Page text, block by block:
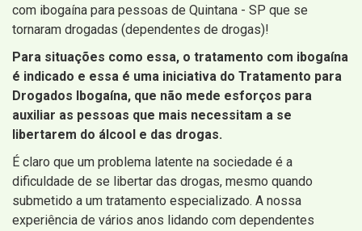
com ibogaína para pessoas de Quintana - SP que se
tornaram drogadas (dependentes de drogas)!
Para situações como essa, o tratamento com ibogaína
é indicado e essa é uma iniciativa do Tratamento para
Drogados Ibogaína, que não mede esforços para
auxiliar as pessoas que mais necessitam a se
libertarem do álcool e das drogas.
É claro que um problema latente na sociedade é a
dificuldade de se libertar das drogas, mesmo quando
submetido a um tratamento especializado. A nossa
experiência de vários anos lidando com dependentes